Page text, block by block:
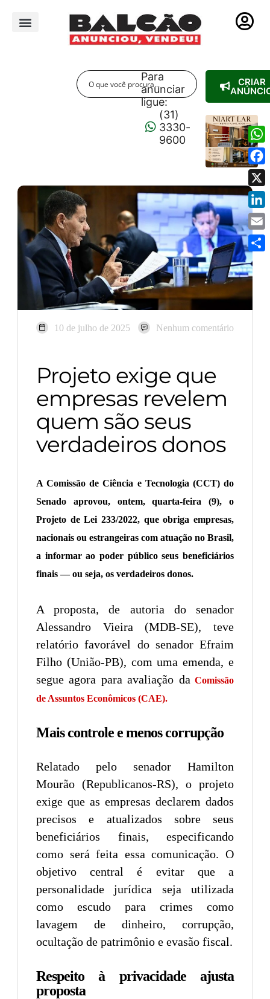
Para
anunciar
ligue:
(31)
3330-
9600
CRIAR
10 de julho de 2025 Nenhum comentário
Projeto exige que
empresas revelem
quem são seus
verdadeiros donos
A Comissão de Ciência e Tecnologia (CCT) do
Senado aprovou, ontem, quarta-feira (9), o
Projeto de Lei 233/2022, que obriga empresas,
nacionais ou estrangeiras com atuação no Brasil,
a informar ao poder público seus beneficiários
finais — ou seja, os verdadeiros donos.
A proposta, de autoria do senador
Alessandro Vieira (MDB-SE), teve
relatório favorável do senador Efraim
Filho (União-PB), com uma emenda, e
segue agora para avaliação da Comissão
de Assuntos Econômicos (CAE).
Mais controle e menos corrupção
Relatado pelo senador Hamilton
Mourão (Republicanos-RS), o projeto
exige que as empresas declarem dados
precisos e atualizados sobre seus
beneficiários finais, especificando
como será feita essa comunicação. O
objetivo central é evitar que a
personalidade jurídica seja utilizada
como escudo para crimes como
lavagem de dinheiro, corrupção,
ocultação de patrimônio e evasão fiscal.
Respeito à privacidade ajusta
proposta
X